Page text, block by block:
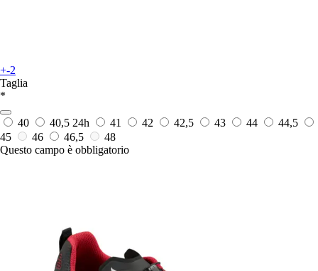
+-2
Taglia
*
40 40,5 24h 41 42 42,5 43 44
44,5
45
46 46,5
48
Questo campo è obbligatorio